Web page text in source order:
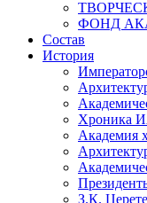
ФОНД
Состав
История
Хроника
Академия
З.К.